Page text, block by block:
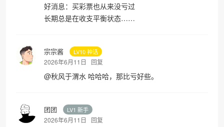
好消息：买彩票也从来没亏过
长期总是在收支平衡状态……
宗宗酱 LV10 神话
2026年6月11日 回复
@秋风于渭水 哈哈哈，那比亏好些。
团团 LV1 新手
2026年6月11日 回复